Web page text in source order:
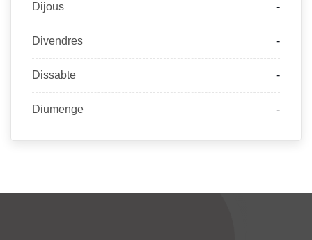
Dijous -
Divendres -
Dissabte -
Diumenge -